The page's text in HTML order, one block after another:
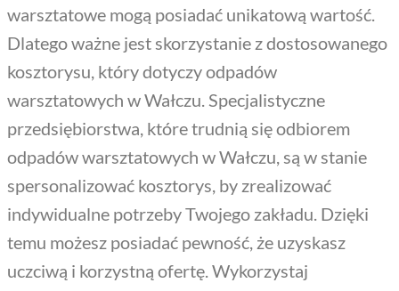
warsztatowe mogą posiadać unikatową wartość.
Dlatego ważne jest skorzystanie z dostosowanego
kosztorysu, który dotyczy odpadów
warsztatowych w Wałczu. Specjalistyczne
przedsiębiorstwa, które trudnią się odbiorem
odpadów warsztatowych w Wałczu, są w stanie
spersonalizować kosztorys, by zrealizować
indywidualne potrzeby Twojego zakładu. Dzięki
temu możesz posiadać pewność, że uzyskasz
uczciwą i korzystną ofertę. Wykorzystaj